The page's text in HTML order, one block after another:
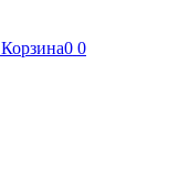
Корзина0 0